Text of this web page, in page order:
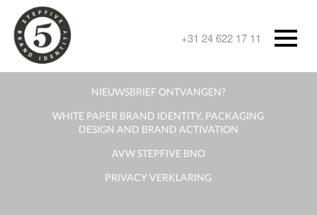
+31 24 622 17 11
CONTACT
NIEUWSBRIEF ONTVANGEN?
WHITE PAPER BRAND IDENTITY, PACKAGING
DESIGN AND BRAND ACTIVATION
AVW STEPFIVE BNO
PRIVACY VERKLARING